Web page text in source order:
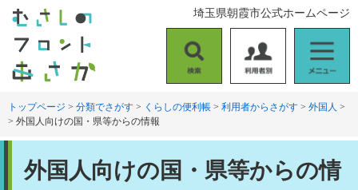
す
。
し
て
索
用
者
ニ
ュ
埼玉県朝霞市公式ホームページ
トップページ > 分類でさがす > くらしの便利帳 > 利用者からさがす > 外国人 >
> 外国人向けの国・県等からの情報
外国人向けの国・県等からの情